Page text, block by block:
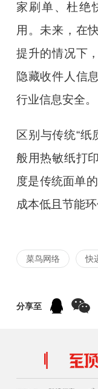
家刷单、杜绝
用。未来，在
提升的情况下
隐藏收件人信
行业信息安全。
区别与传统“纸
般用热敏纸打
度是传统面单的
成本低且节能环
菜鸟网络 快
分享至